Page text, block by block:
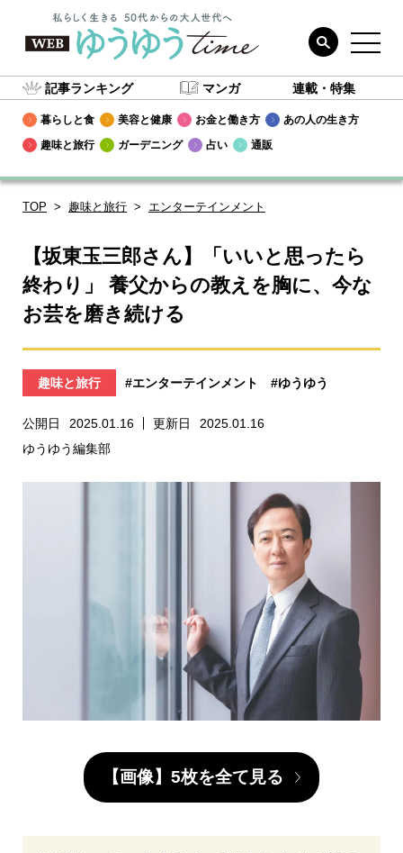
記事ランキング マンガ 連載・特集
暮らしと食 美容と健康 お金と働き方
あの人の生き方
趣味と旅行
ガーデニング 占い 通販
TOP 趣味と旅行 エンターテインメント
【坂東玉三郎さん】「いいと思ったら
終わり」 養父からの教えを胸に、今な
お芸を磨き続ける
趣味と旅行 #エンターテインメント #ゆうゆう
公開日 2025.01.16 更新日
2025.01.16
ゆうゆう編集部
【画像】5枚を全て見る